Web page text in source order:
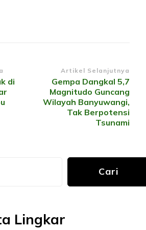
di
Artikel Selanjutnya
Gempa Dangkal 5,7
Magnitudo Guncang
Wilayah Banyuwangi,
Tak Berpotensi
Tsunami
Cari
Lingkar